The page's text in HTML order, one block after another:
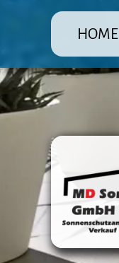
HOME